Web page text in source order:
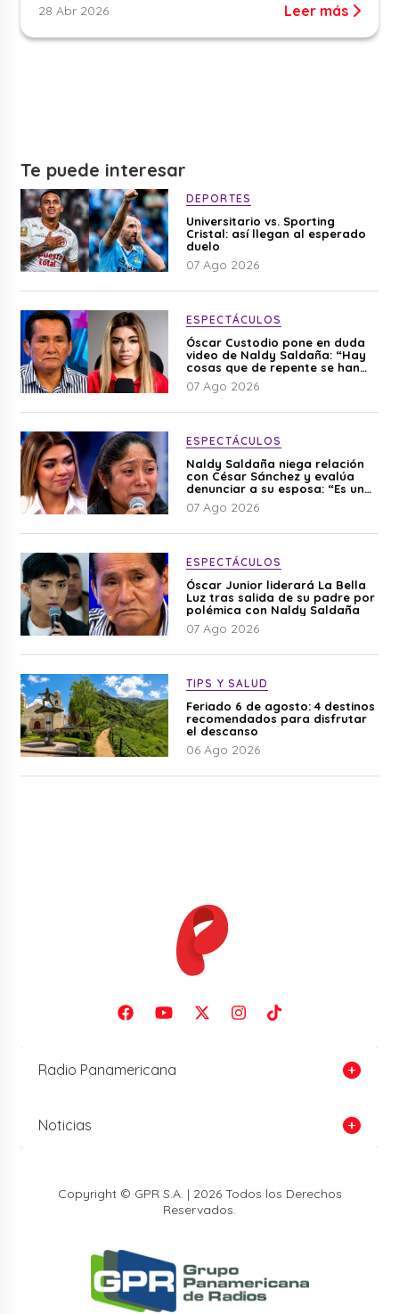
28 Abr 2026 Leer más
Te puede interesar
DEPORTES
Universitario vs. Sporting
Cristal: así llegan al esperado
duelo
07 Ago 2026
ESPECTÁCULOS
Óscar Custodio pone en duda
video de Naldy Saldaña: “Hay
cosas que de repente se han
editado”
07 Ago 2026
ESPECTÁCULOS
Naldy Saldaña niega relación
con César Sánchez y evalúa
denunciar a su esposa: “Es una
difamación”
07 Ago 2026
ESPECTÁCULOS
Óscar Junior liderará La Bella
Luz tras salida de su padre por
polémica con Naldy Saldaña
07 Ago 2026
TIPS Y SALUD
Feriado 6 de agosto: 4 destinos
recomendados para disfrutar
el descanso
06 Ago 2026
Radio Panamericana
Noticias
Copyright © GPR S.A. | 2026 Todos los Derechos
Reservados.